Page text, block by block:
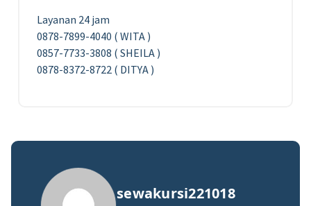
Layanan 24 jam
0878-7899-4040 ( WITA )
0857-7733-3808 ( SHEILA )
0878-8372-8722 ( DITYA )
sewakursi221018